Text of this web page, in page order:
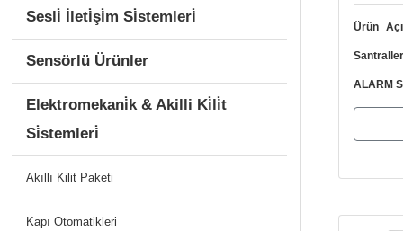
Sesli̇ İleti̇şi̇m Si̇stemleri̇
Sensörlü Ürünler
Elektromekani̇k & Akilli Ki̇li̇t
Si̇stemleri̇
Akıllı Kilit Paketi
Kapı Otomatikleri
Ürün
ALARM